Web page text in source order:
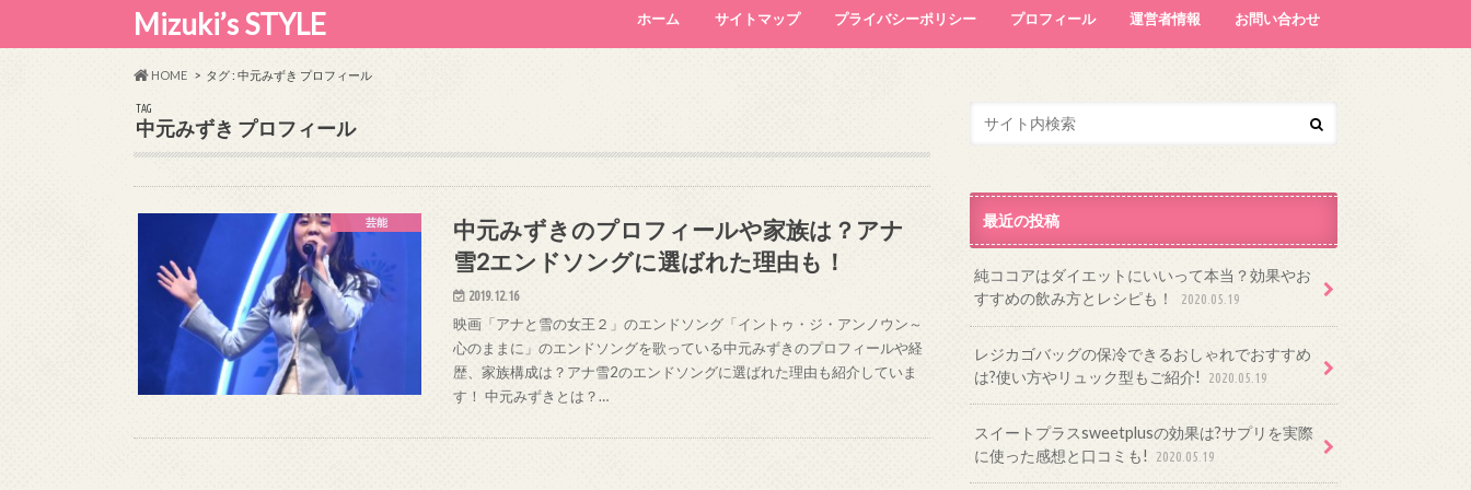
Mizuki’s STYLE ホーム サイトマップ プライバシーポリシー プロフィール 運営者情報 お問い合わせ
HOME タグ : 中元みずき プロフィール
TAG
中元みずき プロフィール
芸能
中元みずきのプロフィールや家族は？アナ
雪2エンドソングに選ばれた理由も！
2019.12.16
映画「アナと雪の女王２」のエンドソング「イントゥ・ジ・アンノウン～
心のままに」のエンドソングを歌っている中元みずきのプロフィールや経
歴、家族構成は？アナ雪2のエンドソングに選ばれた理由も紹介していま
す！ 中元みずきとは？…
最近の投稿
純ココアはダイエットにいいって本当？効果やお
すすめの飲み方とレシピも！
2020.05.19
レジカゴバッグの保冷できるおしゃれでおすすめ
は?使い方やリュック型もご紹介!
2020.05.19
スイートプラスsweetplusの効果は?サプリを実際
に使った感想と口コミも!
2020.05.19